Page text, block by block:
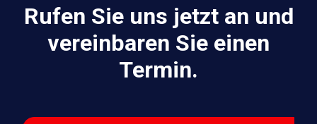
Rufen Sie uns jetzt an und
vereinbaren Sie einen
Termin.